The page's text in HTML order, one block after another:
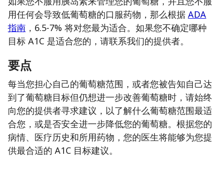
用任何会导致低葡萄糖的口服药物，那么根据 ADA
指南 ，6.5-7% 将对您最为适合。如果您不确定哪种
目标 A1C 是适合您的，请联系我们的提供者。
要点
每当您担心自己的葡萄糖范围，或者您被告知自己达
到了葡萄糖目标但仍想进一步改善葡萄糖时，请始终
向您的提供者寻求建议，以了解什么葡萄糖范围最适
合您，或是否安全进一步降低您的葡萄糖。根据您的
病情、医疗历史和所用药物，您的医生将能够为您提
供最合适的 A1C 目标建议。